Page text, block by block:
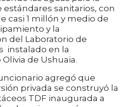
sanitarios, con
casi 1 millón y medio de
y la
del Laboratorio de
instalado en la
de Ushuaia.
agregó que
privada se construyó la
TDF inaugurada a